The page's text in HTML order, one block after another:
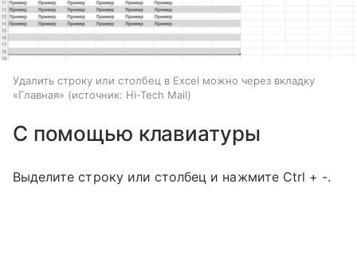
Удалить строку или столбец в Excel можно через вкладку
«Главная»
источник: Hi-Tech Mail
С помощью клавиатуры
Выделите строку или столбец и нажмите Ctrl + -.